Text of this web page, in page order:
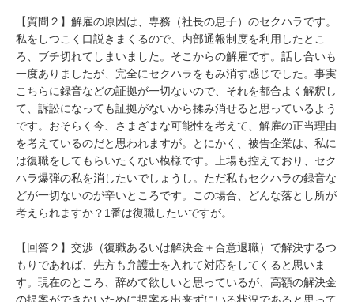
【質問２】解雇の原因は、専務（社長の息子）のセクハラです。
私をしつこく口説きまくるので、内部通報制度を利用したとこ
ろ、ブチ切れてしまいました。そこからの解雇です。話し合いも
一度ありましたが、完全にセクハラをもみ消す感じでした。事実
こちらに録音などの証拠が一切ないので、それを都合よく解釈し
て、訴訟になっても証拠がないから揉み消せると思っているよう
です。おそらく今、さまざまな可能性を考えて、解雇の正当理由
を考えているのだと思われますが。とにかく、被告企業は、私に
は復職をしてもらいたくない模様です。上場も控えており、セク
ハラ爆弾の私を消したいでしょうし。ただ私もセクハラの録音な
どが一切ないのが辛いところです。この場合、どんな落とし所が
考えられますか？1番は復職したいですが。
【回答２】交渉（復職あるいは解決金＋合意退職）で解決するつ
もりであれば、先方も弁護士を入れて対応をしてくると思いま
す。現在のところ、辞めて欲しいと思っているが、高額の解決金